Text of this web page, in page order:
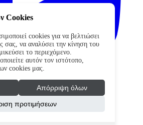
Cookies
cookies για να βελτιώσει
σας, να αναλύσει την κίνηση του
το περιεχόμενο.
αυτόν τον ιστότοπο,
cookies μας.
Απόρριψη όλων
προτιμήσεων